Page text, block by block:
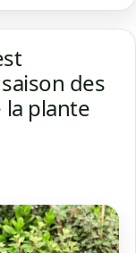
des
plante